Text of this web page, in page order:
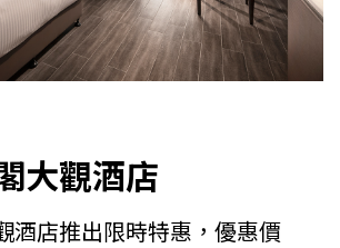
大觀酒店
酒店推出限時特惠，優惠價